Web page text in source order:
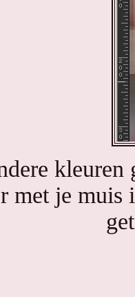
kleuren
met je muis